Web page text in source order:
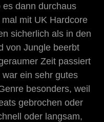
dann durchaus
mit UK Hardcore
sicherlich als in den
von Jungle beerbt
Zeit passiert
ein sehr gutes
besonders, weil
gebrochen oder
oder langsam,